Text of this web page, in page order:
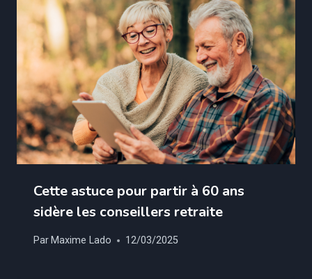
Cette astuce pour partir à 60 ans
sidère les conseillers retraite
Par Maxime Lado 12/03/2025